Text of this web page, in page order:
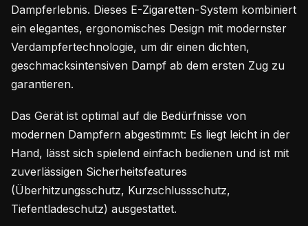
Dampferlebnis. Dieses E-Zigaretten-System kombiniert
ein elegantes, ergonomisches Design mit modernster
Verdampfertechnologie, um dir einen dichten,
geschmacksintensiven Dampf ab dem ersten Zug zu
garantieren.
Das Gerät ist optimal auf die Bedürfnisse von
modernen Dampfern abgestimmt: Es liegt leicht in der
Hand, lässt sich spielend einfach bedienen und ist mit
zuverlässigen Sicherheitsfeatures
(Überhitzungsschutz, Kurzschlussschutz,
Tiefentladeschutz) ausgestattet.